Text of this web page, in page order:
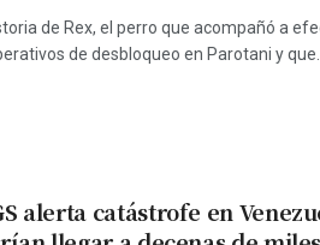
de Rex, el perro que acompañó a
de desbloqueo en Parotani y que...
alerta catástrofe en